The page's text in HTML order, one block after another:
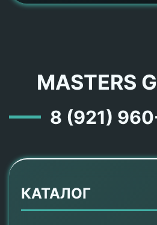
MASTERS
8 (921)
КАТАЛОГ